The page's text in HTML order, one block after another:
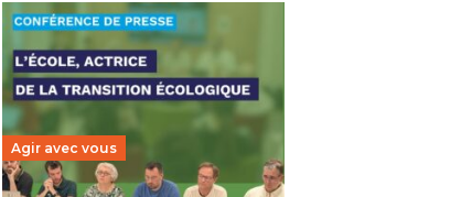
Agir avec vous